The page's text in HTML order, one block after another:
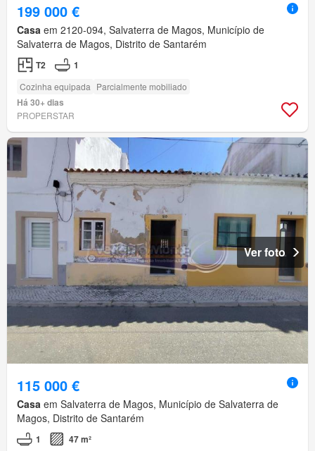
199 000 €
Casa em 2120-094, Salvaterra de Magos, Município de
Salvaterra de Magos, Distrito de Santarém
T2 1
Cozinha equipada Parcialmente mobiliado
Há 30+ dias
PROPERSTAR
Ver foto
115 000 €
Casa em Salvaterra de Magos, Município de Salvaterra de
Magos, Distrito de Santarém
1
47 m²